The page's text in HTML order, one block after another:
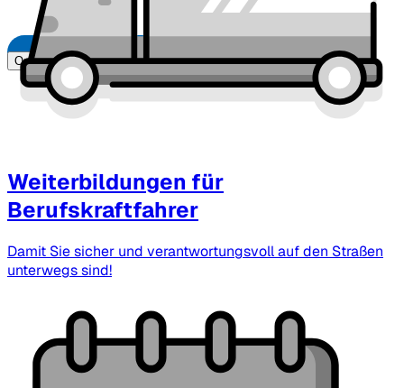
Online weiterlesen
Weiterbildungen für
Berufskraftfahrer
Damit Sie sicher und verantwortungsvoll auf den Straßen
unterwegs sind!